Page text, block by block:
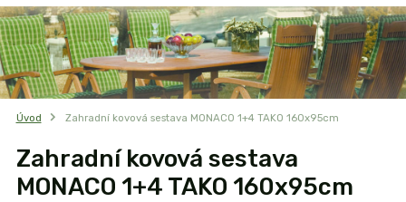
Úvod Zahradní kovová sestava MONACO 1+4 TAKO 160x95cm
Zahradní kovová sestava
MONACO 1+4 TAKO 160x95cm